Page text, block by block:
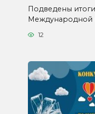
Подведены
Международной
12